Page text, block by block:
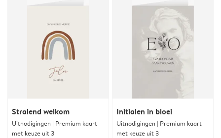
Stralend welkom
Uitnodigingen | Premium kaart
met keuze uit 3
Initialen in bloei
Uitnodigingen | Premium kaart
met keuze uit 3